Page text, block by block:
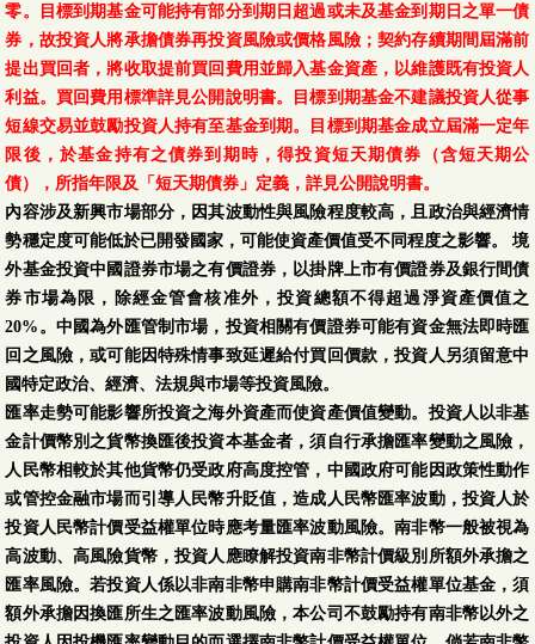
零。目標到期基金可能持有部分到期日超過或未及基金到期日之單一債
券，故投資人將承擔債券再投資風險或價格風險；契約存續期間屆滿前
提出買回者，將收取提前買回費用並歸入基金資產，以維護既有投資人
利益。買回費用標準詳見公開說明書。目標到期基金不建議投資人從事
短線交易並鼓勵投資人持有至基金到期。目標到期基金成立屆滿一定年
限後，於基金持有之債券到期時，得投資短天期債券（含短天期公
債），所指年限及「短天期債券」定義，詳見公開說明書。
內容涉及新興市場部分，因其波動性與風險程度較高，且政治與經濟情
勢穩定度可能低於已開發國家，可能使資產價值受不同程度之影響。 境
外基金投資中國證券市場之有價證券，以掛牌上市有價證券及銀行間債
券市場為限，除經金管會核准外，投資總額不得超過淨資產價值之
20%。中國為外匯管制市場，投資相關有價證券可能有資金無法即時匯
回之風險，或可能因特殊情事致延遲給付買回價款，投資人另須留意中
國特定政治、經濟、法規與巿場等投資風險。
匯率走勢可能影響所投資之海外資產而使資產價值變動。投資人以非基
金計價幣別之貨幣換匯後投資本基金者，須自行承擔匯率變動之風險，
人民幣相較於其他貨幣仍受政府高度控管，中國政府可能因政策性動作
或管控金融市場而引導人民幣升貶值，造成人民幣匯率波動，投資人於
投資人民幣計價受益權單位時應考量匯率波動風險。南非幣一般被視為
高波動、高風險貨幣，投資人應瞭解投資南非幣計價級別所額外承擔之
匯率風險。若投資人係以非南非幣申購南非幣計價受益權單位基金，須
額外承擔因換匯所生之匯率波動風險，本公司不鼓勵持有南非幣以外之